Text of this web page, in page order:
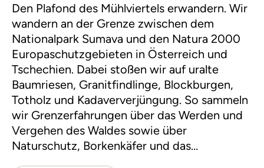
Den Plafond des Mühlviertels erwandern. Wir
wandern an der Grenze zwischen dem
Nationalpark Sumava und den Natura 2000
Europaschutzgebieten in Österreich und
Tschechien. Dabei stoßen wir auf uralte
Baumriesen, Granitfindlinge, Blockburgen,
Totholz und Kadaververjüngung. So sammeln
wir Grenzerfahrungen über das Werden und
Vergehen des Waldes sowie über
Naturschutz, Borkenkäfer und das